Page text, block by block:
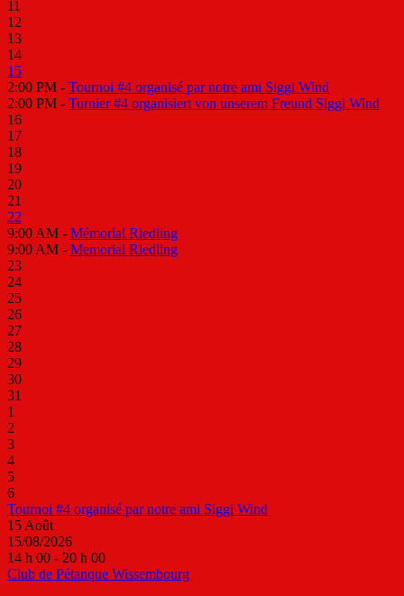
11
12
13
14
15
2:00 PM - Tournoi #4 organisé par notre ami Siggi Wind
2:00 PM - Turnier #4 organisiert von unserem Freund Siggi Wind
16
17
18
19
20
21
22
9:00 AM - Mémorial Riedling
9:00 AM - Memorial Riedling
23
24
25
26
27
28
29
30
31
1
2
3
4
5
6
Tournoi #4 organisé par notre ami Siggi Wind
15Août
15/08/2026
14 h 00 - 20 h 00
Club de Pétanque Wissembourg